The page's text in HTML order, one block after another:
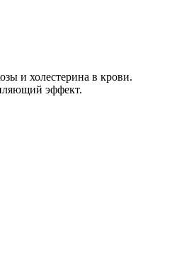
и холестерина в крови.
эффект.